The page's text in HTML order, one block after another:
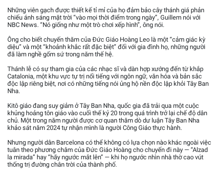
Những viên gạch được thiết kế tỉ mỉ của họ đảm bảo cây thánh giá phản
chiếu ánh sáng mặt trời “vào mọi thời điểm trong ngày”, Guillem nói với
NBC News. “Nó giống như một trò chơi xếp hình”, ông nói.
Ông cho biết chuyến thăm của Đức Giáo Hoàng Leo là một “cảm giác kỳ
diệu” và một “khoảnh khắc rất đặc biệt” đối với gia đình họ, những người
đã làm nghề gốm sứ trong năm thế hệ.
Thánh lễ có sự tham gia của các nhạc sĩ và dàn hợp xướng đến từ khắp
Catalonia, một khu vực tự trị nổi tiếng với ngôn ngữ, văn hóa và bản sắc
độc lập riêng biệt, nơi có những tiếng nói ủng hộ nền độc lập khỏi Tây Ban
Nha.
Kitô giáo đang suy giảm ở Tây Ban Nha, quốc gia đã trải qua một cuộc
khủng hoảng tôn giáo vào cuối thế kỷ 20 trong quá trình trở lại chế độ dân
chủ. Một trong năm người được cơ quan thăm dò dư luận Tây Ban Nha
khảo sát năm 2024 tự nhận mình là người Công Giáo thực hành.
Nhưng người dân Barcelona có thể không có lựa chọn nào khác ngoài việc
tuân theo phương châm của Đức Giáo Hoàng cho chuyến đi này — “Alzad
la mirada” hay “hãy ngước mắt lên” — khi họ ngước nhìn nhà thờ cao vút
thống trị đường chân trời của thành phố.